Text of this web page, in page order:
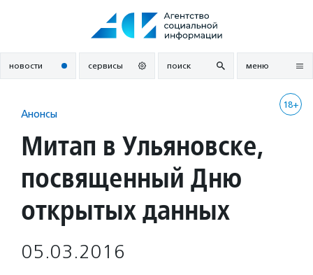
новости сервисы поиск меню
18+
Анонсы
Митап в Ульяновске,
посвященный Дню
открытых данных
05.03.2016